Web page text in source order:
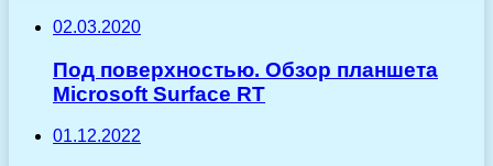
02.03.2020
Под поверхностью. Обзор планшета
Microsoft Surface RT
01.12.2022